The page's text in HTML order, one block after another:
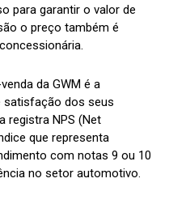
para garantir o valor de
o preço também é
da GWM é a
satisfação dos seus
registra NPS (Net
que representa
com notas 9 ou 10
no setor automotivo.